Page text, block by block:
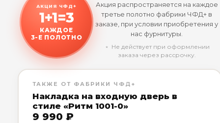
АКЦИЯ ЧФД+
1+1=3
КАЖДОЕ
3-Е ПОЛОТНО
Акция распространяется на каждое
третье полотно фабрики ЧФД+ в
заказе, при условии приобретения у
нас фурнитуры.
﹡ Не действует при оформлении
заказа через рассрочку.
ТАКЖЕ ОТ ФАБРИКИ ЧФД+
Накладка на входную дверь в
стиле «Ритм 1001-0»
9 990 ₽